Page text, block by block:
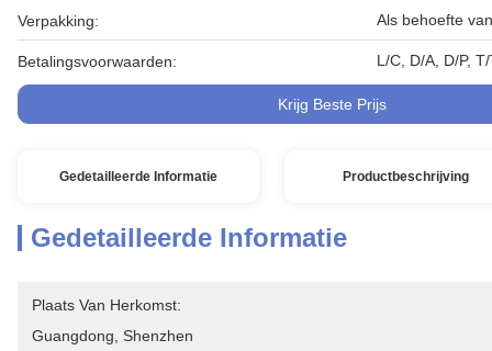
Verpakking: Als behoefte
Betalingsvoorwaarden: L/C, D/A, D/P,
Krijg Beste Prijs
Gedetailleerde Informatie Productbeschrijving
Gedetailleerde Informatie
Plaats Van Herkomst:
Guangdong, Shenzhen